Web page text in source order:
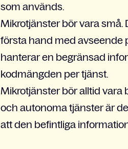
som används.
Mikrotjänster bör vara
första hand med avseende
hanterar en begränsad
kodmängden per tjänst.
Mikrotjänster bör alltid vara
och autonoma tjänster är
att den befintliga